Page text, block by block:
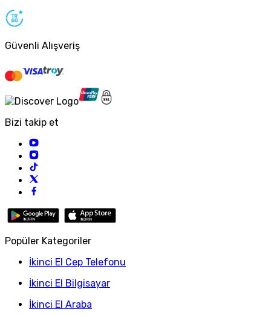
Güvenli Alışveriş
Bizi takip et
Popüler Kategoriler
İkinci El Cep Telefonu
İkinci El Bilgisayar
İkinci El Araba